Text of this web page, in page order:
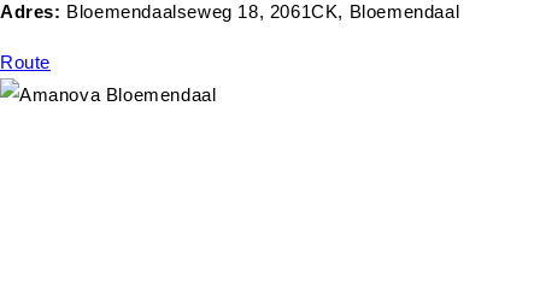
Adres: Bloemendaalseweg 18, 2061CK, Bloemendaal
Route